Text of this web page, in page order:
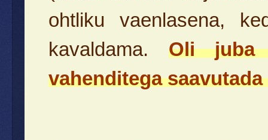
ohtliku vaenlasena,
kavaldama. Oli juba
vahenditega